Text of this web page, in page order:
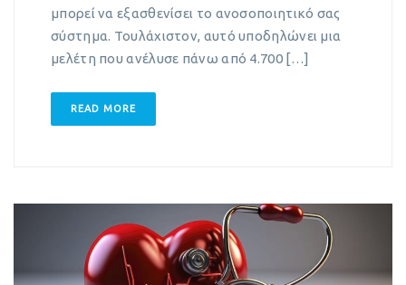
μπορεί να εξασθενίσει το ανοσοποιητικό σας
σύστημα. Τουλάχιστον, αυτό υποδηλώνει μια
μελέτη που ανέλυσε πάνω από 4.700 […]
READ MORE